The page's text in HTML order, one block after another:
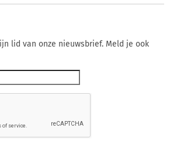
lid van onze nieuwsbrief. Meld je ook